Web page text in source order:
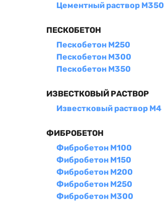
Цементный раствор М350
ПЕСКОБЕТОН
Пескобетон М250
Пескобетон М300
Пескобетон М350
ИЗВЕСТКОВЫЙ РАСТВОР
Известковый раствор М4
ФИБРОБЕТОН
Фибробетон М100
Фибробетон М150
Фибробетон М200
Фибробетон М250
Фибробетон М300